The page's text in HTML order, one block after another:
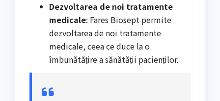
Dezvoltarea de noi tratamente
medicale: Fares Biosept permite
dezvoltarea de noi tratamente
medicale, ceea ce duce la o
îmbunătățire a sănătății pacienților.